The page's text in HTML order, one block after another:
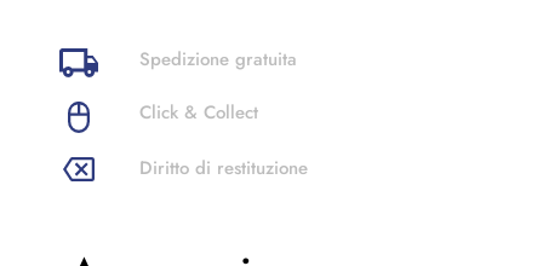
Spedizione gratuita
Click & Collect
Diritto di restituzione